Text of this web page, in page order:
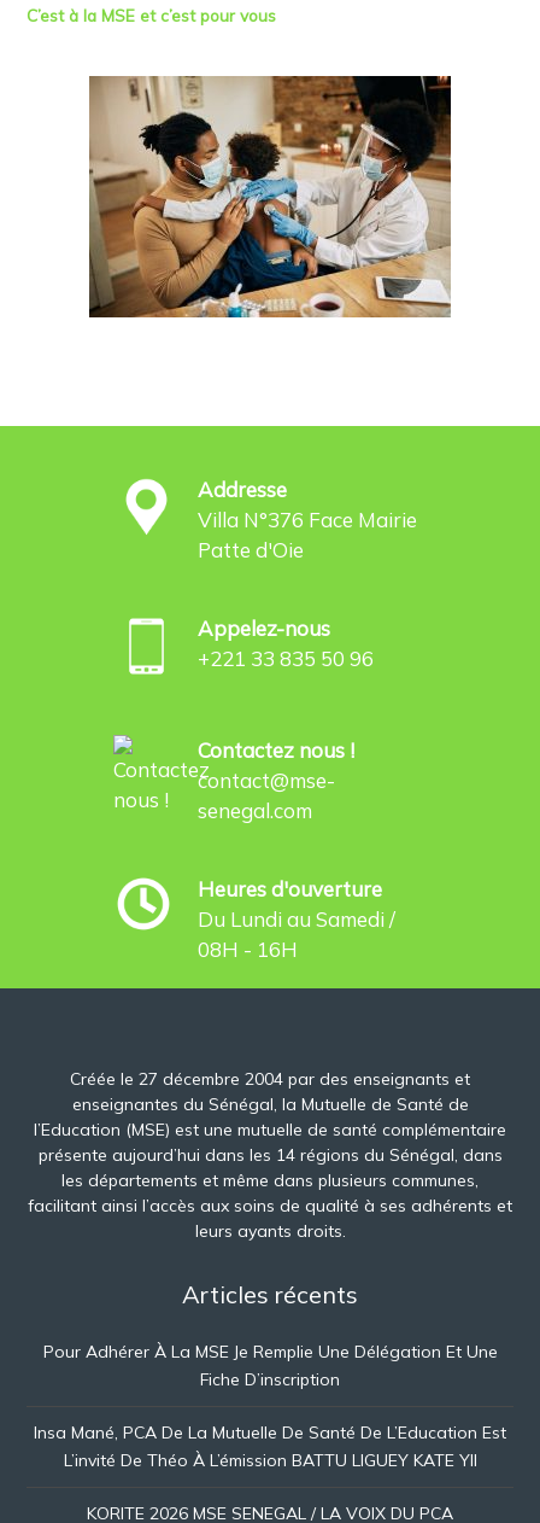
C’est à la MSE et c’est pour vous
Addresse
Villa N°376 Face Mairie
Patte d'Oie
Appelez-nous
+221 33 835 50 96
Contactez nous !
contact@mse-
senegal.com
Heures d'ouverture
Du Lundi au Samedi /
08H - 16H
Créée le 27 décembre 2004 par des enseignants et
enseignantes du Sénégal, la Mutuelle de Santé de
l’Education (MSE) est une mutuelle de santé complémentaire
présente aujourd’hui dans les 14 régions du Sénégal, dans
les départements et même dans plusieurs communes,
facilitant ainsi l’accès aux soins de qualité à ses adhérents et
leurs ayants droits.
Articles récents
Pour Adhérer À La MSE Je Remplie Une Délégation Et Une
Fiche D’inscription
Insa Mané, PCA De La Mutuelle De Santé De L’Education Est
L’invité De Théo À L’émission BATTU LIGUEY KATE YII​
KORITE 2026 MSE SENEGAL / LA VOIX DU PCA